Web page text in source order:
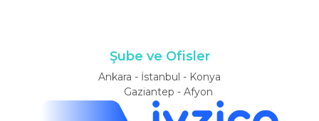
Şube ve Ofisler
Ankara - İstanbul - Konya
Gaziantep - Afyon